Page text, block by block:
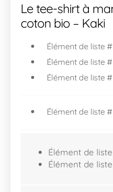
Le tee-shirt à
coton bio – Kaki
Élément de liste
Élément de liste
Élément de liste
Élément de liste
Élément de
Élément de liste